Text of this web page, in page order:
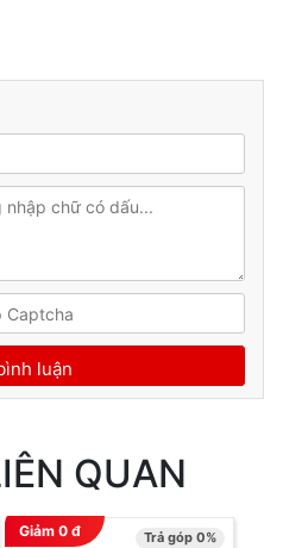
QUAN
Giảm 0đ Trả góp 0%